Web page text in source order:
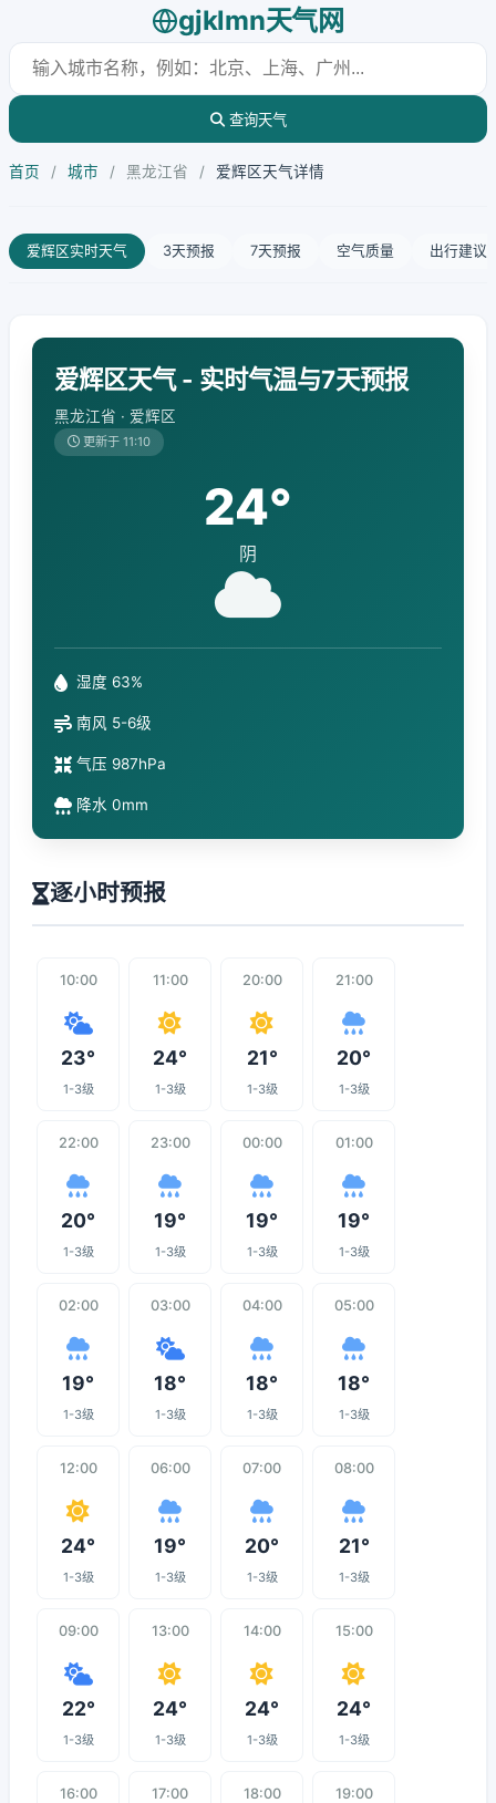
gjklmn天气网
查询天气
首页 / 城市 / 黑龙江省 / 爱辉区天气详情
爱辉区实时天气 3天预报 7天预报 空气质量 出行建议
爱辉区天气 - 实时气温与7天预报
黑龙江省 · 爱辉区
更新于 11:10
24°
阴
湿度 63%
南风 5-6级
气压 987hPa
降水 0mm
逐小时预报
10:00
23°
1-3级
11:00
24°
1-3级
20:00
21°
1-3级
21:00
20°
1-3级
22:00
20°
1-3级
23:00
19°
1-3级
00:00
19°
1-3级
01:00
19°
1-3级
02:00
19°
1-3级
03:00
18°
1-3级
04:00
18°
1-3级
05:00
18°
1-3级
12:00
24°
1-3级
06:00
19°
1-3级
07:00
20°
1-3级
08:00
21°
1-3级
09:00
22°
1-3级
13:00
24°
1-3级
14:00
24°
1-3级
15:00
24°
1-3级
16:00 17:00 18:00 19:00